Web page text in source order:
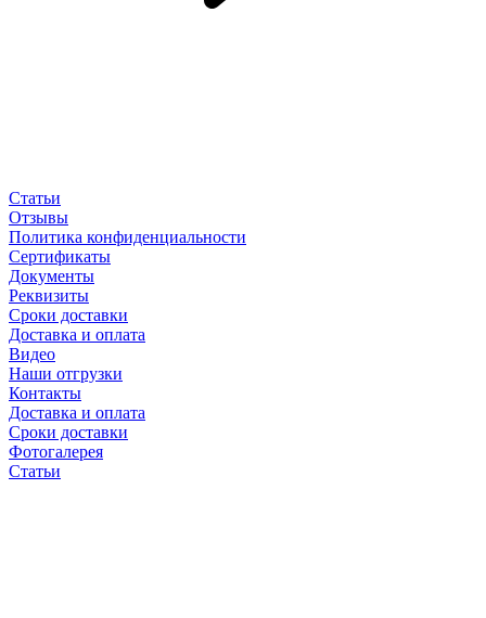
Статьи
Отзывы
Политика конфиденциальности
Сертификаты
Документы
Реквизиты
Сроки доставки
Доставка и оплата
Видео
Наши отгрузки
Контакты
Доставка и оплата
Сроки доставки
Фотогалерея
Статьи